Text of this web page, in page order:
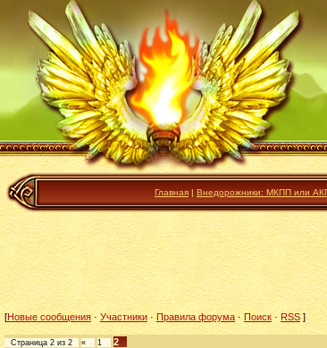
Главная | Внедорожники: МКПП или
[Новые сообщения· Участники·Правила форума· Поиск· RSS]
Страница 2 из 2 « 1 2